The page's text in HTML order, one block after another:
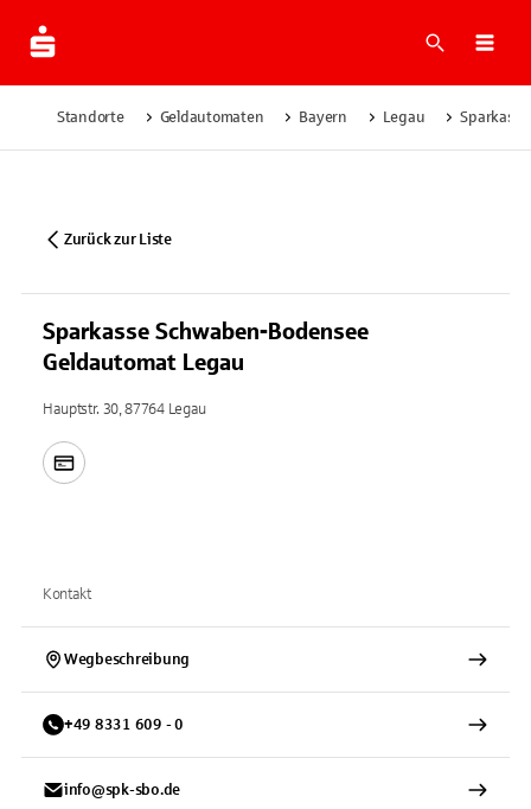
Suche
Standorte Geldautomaten Bayern Legau
Zurück zur Liste
Sparkasse Schwaben-Bodensee
Geldautomat Legau
Hauptstr. 30, 87764 Legau
Kontakt
Wegbeschreibung
+49 8331 609 - 0
info@spk-sbo.de